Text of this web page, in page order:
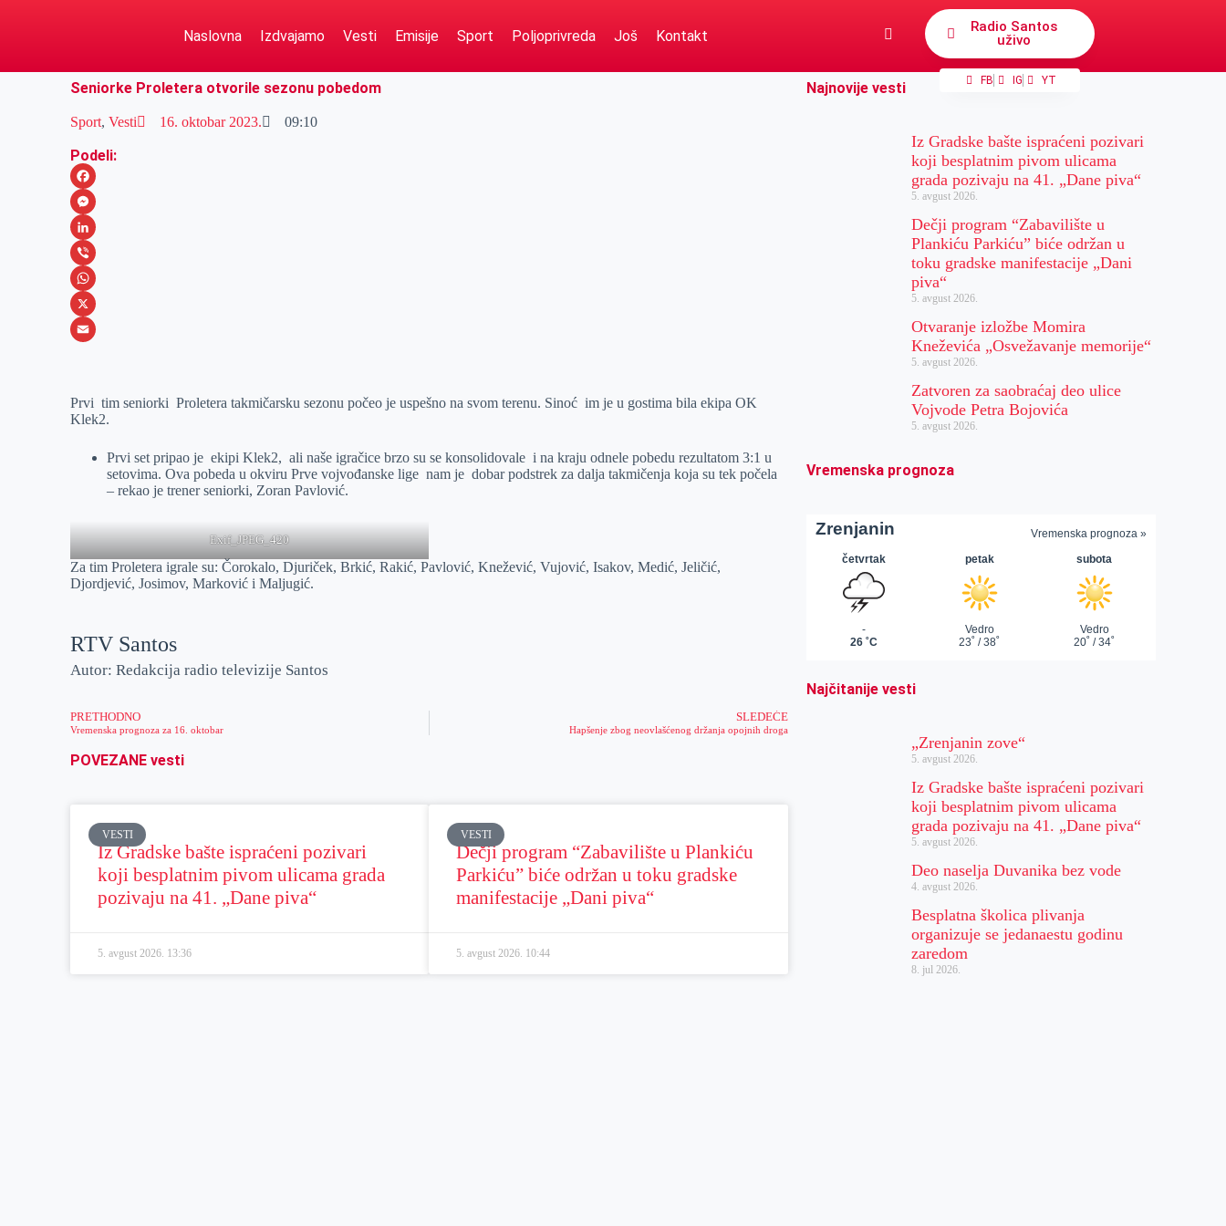
Naslovna Izdvajamo Vesti Emisije Sport Poljoprivreda Još Kontakt
Radio Santos
uživo
FB IG YT
Seniorke Proletera otvorile sezonu pobedom
Sport,Vesti 16. oktobar 2023. 09:10
Podeli:
F
a
c
e
b
o
M
e
s
s
e
e
L
i
n
k
I
V
i
b
W
h
s
X
a
Prvi tim seniorki Proletera takmičarsku sezonu počeo je uspešno na svom terenu. Sinoć im je u gostima bila ekipa OK
Klek2.
Prvi set pripao je ekipi Klek2, ali naše igračice brzo su se konsolidovale i na kraju odnele pobedu rezultatom 3:1 u
setovima. Ova pobeda u okviru Prve vojvođanske lige nam je dobar podstrek za dalja takmičenja koja su tek počela
– rekao je trener seniorki, Zoran Pavlović.
Exif_JPEG_420
Za tim Proletera igrale su: Čorokalo, Djuriček, Brkić, Rakić, Pavlović, Knežević, Vujović, Isakov, Medić, Jeličić,
Djordjević, Josimov, Marković i Maljugić.
RTV Santos
Autor: Redakcija radio televizije Santos
PRETHODNO
Vremenska prognoza za 16. oktobar
SLEDEĆE
Hapšenje zbog neovlašćenog držanja opojnih droga
POVEZANE vesti
VESTI
Iz Gradske bašte ispraćeni pozivari
koji besplatnim pivom ulicama grada
pozivaju na 41. „Dane piva“
5. avgust 2026. 13:36
VESTI
Dečji program “Zabavilište u Plankiću
Parkiću” biće održan u toku gradske
manifestacije „Dani piva“
5. avgust 2026. 10:44
Najnovije vesti
Iz Gradske bašte ispraćeni pozivari
koji besplatnim pivom ulicama
grada pozivaju na 41. „Dane piva“
5. avgust 2026.
Dečji program “Zabavilište u
Plankiću Parkiću” biće održan u
toku gradske manifestacije „Dani
piva“
5. avgust 2026.
Otvaranje izložbe Momira
Kneževića „Osvežavanje memorije“
5. avgust 2026.
Zatvoren za saobraćaj deo ulice
Vojvode Petra Bojovića
5. avgust 2026.
Vremenska prognoza
Najčitanije vesti
„Zrenjanin zove“
5. avgust 2026.
Iz Gradske bašte ispraćeni pozivari
koji besplatnim pivom ulicama
grada pozivaju na 41. „Dane piva“
5. avgust 2026.
Deo naselja Duvanika bez vode
4. avgust 2026.
Besplatna školica plivanja
organizuje se jedanaestu godinu
zaredom
8. jul 2026.